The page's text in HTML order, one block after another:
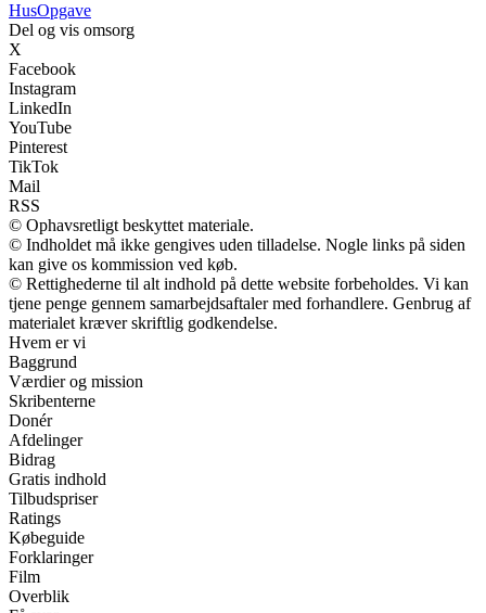
HusOpgave
Del og vis omsorg
X
Facebook
Instagram
LinkedIn
YouTube
Pinterest
TikTok
Mail
RSS
© Ophavsretligt beskyttet materiale.
© Indholdet må ikke gengives uden tilladelse. Nogle links på siden
kan give os kommission ved køb.
© Rettighederne til alt indhold på dette website forbeholdes. Vi kan
tjene penge gennem samarbejdsaftaler med forhandlere. Genbrug af
materialet kræver skriftlig godkendelse.
Hvem er vi
Baggrund
Værdier og mission
Skribenterne
Donér
Afdelinger
Bidrag
Gratis indhold
Tilbudspriser
Ratings
Købeguide
Forklaringer
Film
Overblik